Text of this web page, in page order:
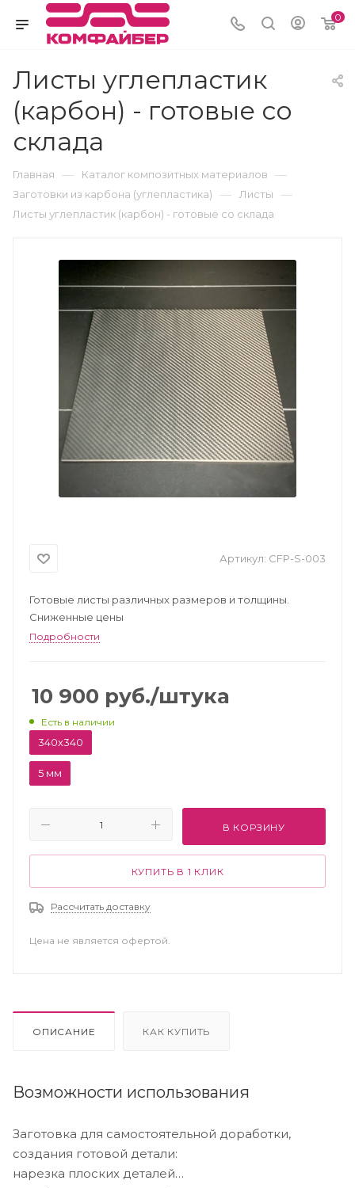
0
Листы углепластик
(карбон) - готовые со
склада
Главная — Каталог композитных материалов —
Заготовки из карбона (углепластика) — Листы —
Листы углепластик (карбон) - готовые со склада
Артикул: CFP-S-003
Готовые листы различных размеров и толщины.
Сниженные цены
Подробности
10 900 руб./штука
Есть в наличии
340х340
5 мм
В КОРЗИНУ
КУПИТЬ В 1 КЛИК
Рассчитать доставку
Цена не является офертой.
ОПИСАНИЕ КАК КУПИТЬ
Возможности использования
Заготовка для самостоятельной доработки,
создания готовой детали:
нарезка плоских деталей